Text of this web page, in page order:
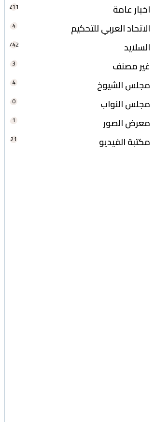
اخبار عامة 211
الاتحاد العربي للتحكيم 4
السلايد 742
غير مصنف 3
مجلس الشيوخ 4
مجلس النواب 0
معرض الصور 1
مكتبة الفيديو 21